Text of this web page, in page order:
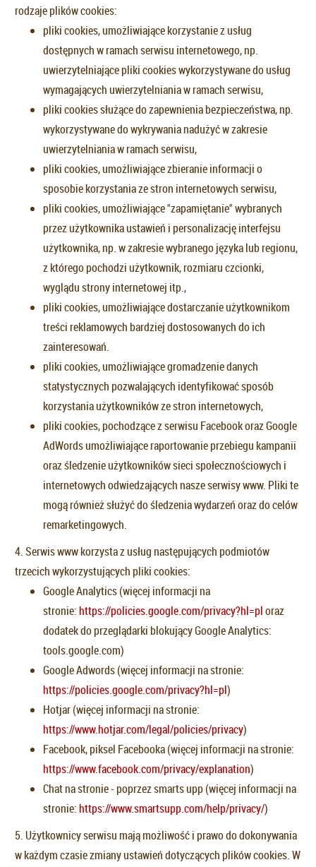
rodzaje plików cookies:
pliki cookies, umożliwiające korzystanie z usług
dostępnych w ramach serwisu internetowego, np.
uwierzytelniające pliki cookies wykorzystywane do usług
wymagających uwierzytelniania w ramach serwisu,
pliki cookies służące do zapewnienia bezpieczeństwa, np.
wykorzystywane do wykrywania nadużyć w zakresie
uwierzytelniania w ramach serwisu,
pliki cookies, umożliwiające zbieranie informacji o
sposobie korzystania ze stron internetowych serwisu,
pliki cookies, umożliwiające "zapamiętanie" wybranych
przez użytkownika ustawień i personalizację interfejsu
użytkownika, np. w zakresie wybranego języka lub regionu,
z którego pochodzi użytkownik, rozmiaru czcionki,
wyglądu strony internetowej itp.,
pliki cookies, umożliwiające dostarczanie użytkownikom
treści reklamowych bardziej dostosowanych do ich
zainteresowań.
pliki cookies, umożliwiające gromadzenie danych
statystycznych pozwalających identyfikować sposób
korzystania użytkowników ze stron internetowych,
pliki cookies, pochodzące z serwisu Facebook oraz Google
AdWords umożliwiające raportowanie przebiegu kampanii
oraz śledzenie użytkowników sieci społecznościowych i
internetowych odwiedzających nasze serwisy www. Pliki te
mogą również służyć do śledzenia wydarzeń oraz do celów
remarketingowych.
4. Serwis www korzysta z usług następujących podmiotów
trzecich wykorzystujących pliki cookies:
Google Analytics (więcej informacji na
stronie:https://policies.google.com/privacy?hl=ploraz
dodatek do przeglądarki blokujący Google Analytics:
tools.google.com)
Google Adwords (więcej informacji na stronie:
https://policies.google.com/privacy?hl=pl)
Hotjar (więcej informacji na stronie:
https://www.hotjar.com/legal/policies/privacy)
Facebook, piksel Facebooka (więcej informacji na stronie:
https://www.facebook.com/privacy/explanation)
Chat na stronie - poprzez smarts upp (więcej informacji na
stronie:https://www.smartsupp.com/help/privacy/)
5. Użytkownicy serwisu mają możliwość i prawo do dokonywania
w każdym czasie zmiany ustawień dotyczących plików cookies. W